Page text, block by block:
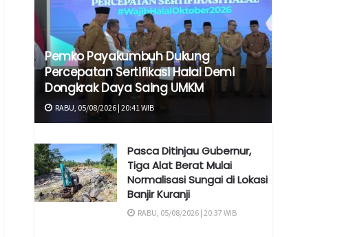
Pemko Payakumbuh Dukung
Percepatan Sertifikasi Halal Demi
Dongkrak Daya Saing UMKM
RABU, 05/08/2026 | 20:41 WIB
Pasca Ditinjau Gubernur,
Tiga Alat Berat Mulai
Normalisasi Sungai di Lokasi
Banjir Kuranji
RABU, 05/08/2026 | 20:37 WIB